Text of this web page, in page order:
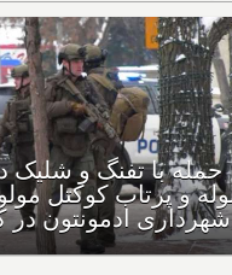
بهداشت کانادا: این
کودکان، ماست و
مصرف نکنید و این
احتمال خفگی دارد